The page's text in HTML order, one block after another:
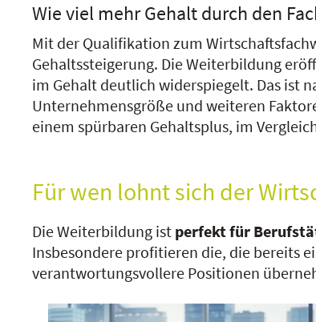
Wie viel mehr Gehalt durch den
Mit der Qualifikation zum
Gehaltssteigerung. Die Weiterbildung
im Gehalt deutlich widerspiegelt. Das ist
Unternehmensgröße und weiteren
einem spürbaren Gehaltsplus, im
Für wen lohnt sich der
Die Weiterbildung ist perfekt für
Insbesondere profitieren die, die bereits
verantwortungsvollere Positionen